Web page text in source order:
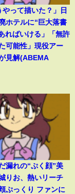
やって描いた？」日
ホテルに“巨大落書
ればいける」「無許
可能性」現役アー
見解(ABEMA
漏れの“ぷく顔”美
りお、熱いリーチ
ぷっくり ファンに